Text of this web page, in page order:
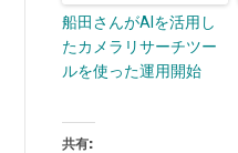
船田さんがAIを活用し
たカメラリサーチツー
ルを使った運用開始
共有: